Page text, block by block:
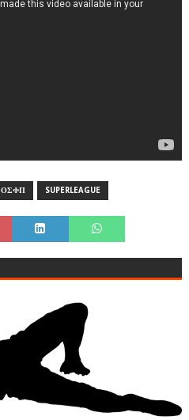
ΟΣΦΠ SUPERLEAGUE